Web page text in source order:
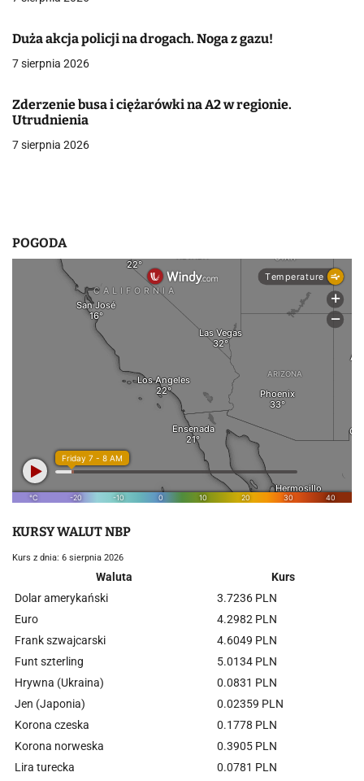
w
i
s
Duża akcja policji na drogach. Noga z gazu!
7 sierpnia 2026
Zderzenie busa i ciężarówki na A2 w regionie.
Utrudnienia
7 sierpnia 2026
POGODA
KURSY WALUT NBP
Kurs z dnia: 6 sierpnia 2026
Waluta
Kurs
Dolar amerykański
3.7236 PLN
Euro
4.2982 PLN
Frank szwajcarski
4.6049 PLN
Funt szterling
5.0134 PLN
Hrywna (Ukraina)
0.0831 PLN
Jen (Japonia)
0.02359 PLN
Korona czeska
0.1778 PLN
Korona norweska
0.3905 PLN
Lira turecka
0.0781 PLN